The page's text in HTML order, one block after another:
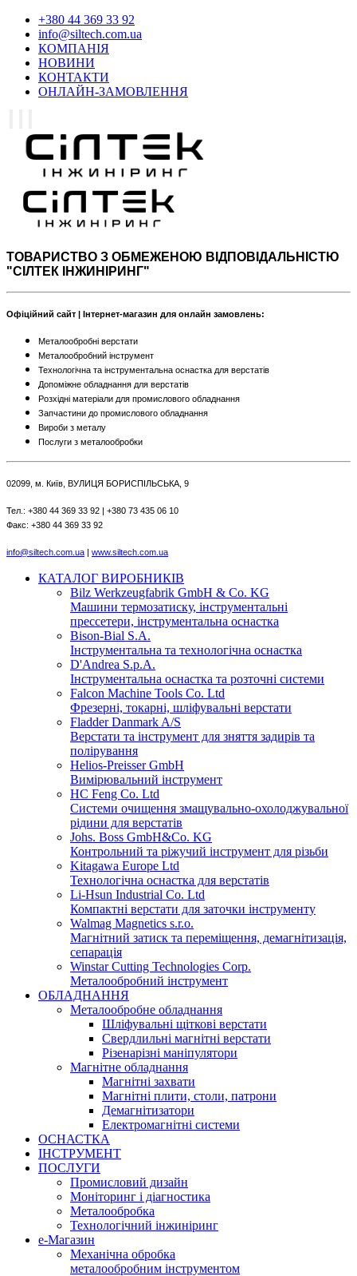
+380 44 369 33 92
info@siltech.com.ua
КОМПАНІЯ
НОВИНИ
КОНТАКТИ
ОНЛАЙН-ЗАМОВЛЕННЯ
ТОВАРИСТВО З ОБМЕЖЕНОЮ ВІДПОВІДАЛЬНІСТЮ
"СІЛТЕК ІНЖИНІРИНГ"
Офіційний сайт | Інтернет-магазин для онлайн замовлень:
Металообробні верстати
Металообробний інструмент
Технологічна та інструментальна оснастка для верстатів
Допоміжне обладнання для верстатів
Розхідні матеріали для промислового обладнання
Запчастини до промислового обладнання
Вироби з металу
Послуги з металообробки
02099, м. Київ, ВУЛИЦЯ БОРИСПІЛЬСЬКА, 9
Тел.: +380 44 369 33 92 | +380 73 435 06 10
Факс: +380 44 369 33 92
info@siltech.com.ua | www.siltech.com.ua
КАТАЛОГ ВИРОБНИКІВ
Bilz Werkzeugfabrik GmbH & Co. KG
Машини термозатиску, інструментальні
прессетери, інструментальна оснастка
Bison-Bial S.A.
Інструментальна та технологічна оснастка
D'Andrea S.p.A.
Інструментальна оснастка та розточні системи
Falcon Machine Tools Co. Ltd
Фрезерні, токарні, шліфувальні верстати
Fladder Danmark A/S
Верстати та інструмент для зняття задирів та
полірування
Helios-Preisser GmbH
Вимірювальний інструмент
HC Feng Co. Ltd
Системи очищення змащувально-охолоджувальної
рідини для верстатів
Johs. Boss GmbH&Co. KG
Контрольний та ріжучий інструмент для різьби
Kitagawa Europe Ltd
Технологічна оснастка для верстатів
Li-Hsun Industrial Co. Ltd
Компактні верстати для заточки інструменту
Walmag Magnetics s.r.o.
Магнітний затиск та переміщення, демагнітизація,
сепарація
Winstar Cutting Technologies Corp.
Металообробний інструмент
ОБЛАДНАННЯ
Металообробне обладнання
Шліфувальні щіткові верстати
Свердлильні магнітні верстати
Різенарізні маніпулятори
Магнітне обладнання
Магнітні захвати
Магнітні плити, столи, патрони
Демагнітизатори
Електромагнітні системи
ОСНАСТКА
ІНСТРУМЕНТ
ПОСЛУГИ
Промисловий дизайн
Моніторинг і діагностика
Металообробка
Технологічний інжиніринг
е-Магазин
Механічна обробка
металообробним інструментом